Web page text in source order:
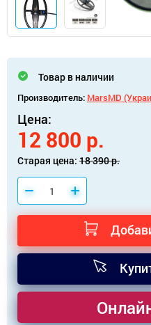
Товар в наличии
Производитель: MarsMD
Цена:
12 800 р.
Старая цена: 18 390 р.